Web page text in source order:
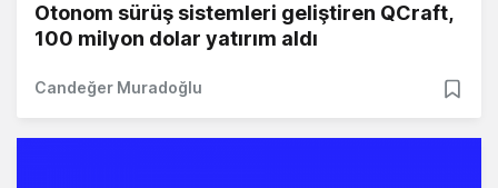
Otonom sürüş sistemleri geliştiren QCraft,
100 milyon dolar yatırım aldı
Candeğer Muradoğlu